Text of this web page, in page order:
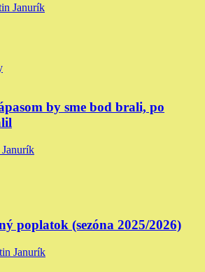
Janurík
by sme bod brali, po
poplatok (sezóna 2025/2026)
Janurík